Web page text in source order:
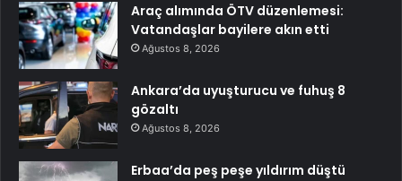
Araç alımında ÖTV düzenlemesi:
Vatandaşlar bayilere akın etti
Ağustos 8, 2026
Ankara’da uyuşturucu ve fuhuş 8
gözaltı
Ağustos 8, 2026
Erbaa’da peş peşe yıldırım düştü